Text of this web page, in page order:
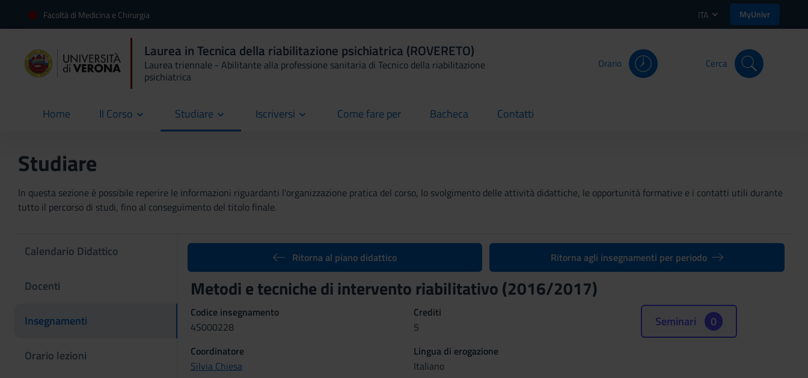
Facoltà di Medicina e Chirurgia ITA MyUnivr
Laurea in Tecnica della riabilitazione psichiatrica (ROVERETO)
Laurea triennale - Abilitante alla professione sanitaria di Tecnico della riabilitazione
psichiatrica
Orario Cerca
Home
current Il Corso Studiare Iscriversi Come fare per
current Bacheca
current Contatti
current
Studiare
In questa sezione è possibile reperire le informazioni riguardanti l'organizzazione pratica del corso, lo svolgimento delle attività didattiche, le opportunità formative e i contatti utili durante
tutto il percorso di studi, fino al conseguimento del titolo finale.
Calendario Didattico
Docenti
Insegnamenti
Orario lezioni
Ritorna al piano didattico Ritorna agli insegnamenti per periodo
Metodi e tecniche di intervento riabilitativo (2016/2017)
Codice insegnamento
4S000228
Crediti
5
Coordinatore
Silvia Chiesa
Lingua di erogazione
Italiano
Seminari 0